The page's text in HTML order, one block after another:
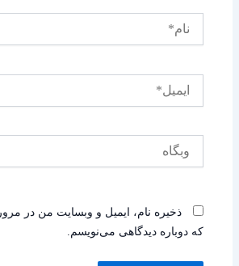
ذخیره نام، ایمیل و وبسایت من در
که دوباره دیدگاهی می‌نویسم.